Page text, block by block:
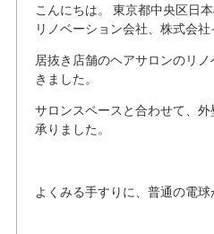
こんにちは。 東京都中央区日
リノベーション会社、株式会社
居抜き店舗のヘアサロンのリ
きました。
サロンスペースと合わせて、
承りました。
よくみる手すりに、普通の電球